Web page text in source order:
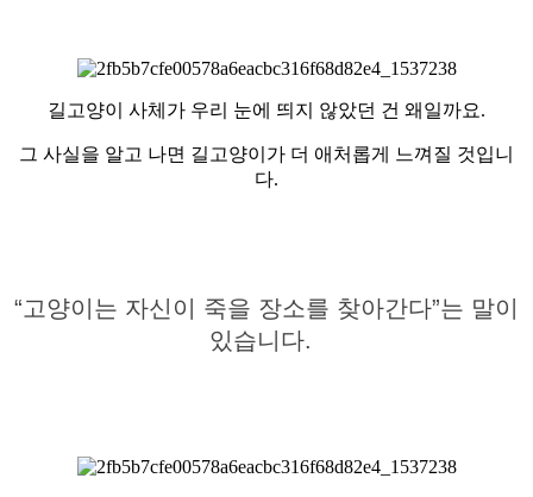
길고양이 사체가 우리 눈에 띄지 않았던 건 왜일까요.
그 사실을 알고 나면 길고양이가 더 애처롭게 느껴질 것입니
다.
“고양이는 자신이 죽을 장소를 찾아간다”는 말이
있습니다.